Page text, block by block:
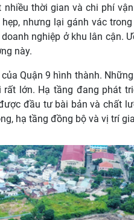
thời gian và chi phí
nhưng lại gánh vác
nghiệp ở khu lân cận.
này.
Quận 9 hình thành.
lớn. Hạ tầng đang phát
đầu tư bài bản và chất
hạ tầng đồng bộ và vị trí